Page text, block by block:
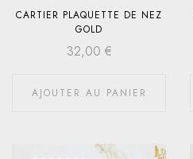
CARTIER PLAQUETTE DE NEZ
GOLD
32,00 €
AJOUTER AU PANIER